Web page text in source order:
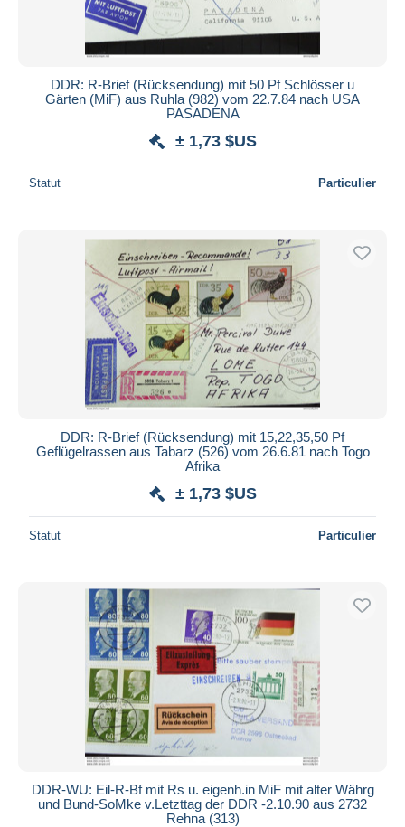
DDR: R-Brief (Rücksendung) mit 50 Pf Schlösser u
Gärten (MiF) aus Ruhla (982) vom 22.7.84 nach USA
PASADENA
± 1,73 $US
Statut Particulier
DDR: R-Brief (Rücksendung) mit 15,22,35,50 Pf
Geflügelrassen aus Tabarz (526) vom 26.6.81 nach Togo
Afrika
± 1,73 $US
Statut Particulier
DDR-WU: Eil-R-Bf mit Rs u. eigenh.in MiF mit alter Währg
und Bund-SoMke v.Letzttag der DDR -2.10.90 aus 2732
Rehna (313)